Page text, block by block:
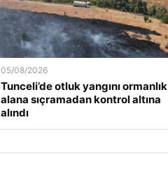
05/08/2026
Tunceli’de otluk yangını ormanlık
alana sıçramadan kontrol altına
alındı